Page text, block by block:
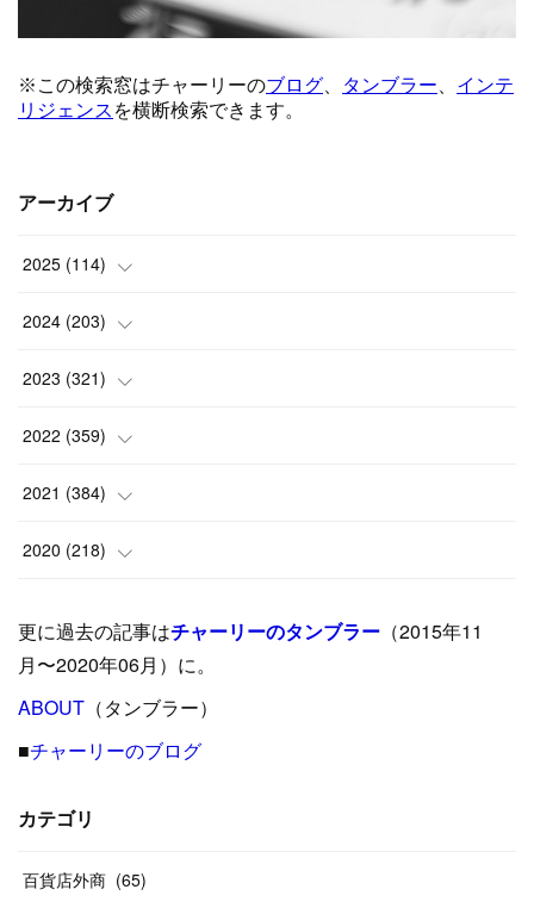
アーカイブ
2025 (114)
(1)
(8)
(6)
(9 )
( 5 )
( 15
(24)
(8 )
(17
(12)
2024 (203)
(24)
(10)
(18)
(17)
)
(12)
19)
(13
(14)
2023 (321)
(25)
(17)
(35)
(33 )
(26)
27)
(29
(24)
2022 (359)
(42)
(37)
(31)
(31)
31
(26
(20)
2021 (384)
(9)
(39)
( 23)
40
(55
(38)
2020 (218)
(24)
( 42)
(33
(46)
更に過去の記事はチャーリーのタンブラー （2015年11
月〜2020年06月）に。
ABOUT （タンブラー）
■チャーリーのブログ
カテゴリ
百貨店外商 (65)